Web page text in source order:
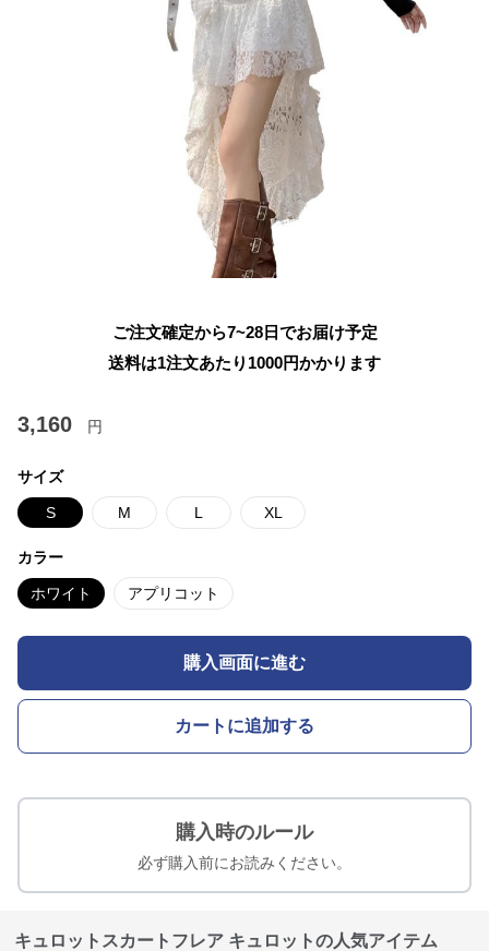
ご注文確定から7~28日でお届け予定
送料は1注文あたり 1000円かかります
3,160 円
サイズ
S M L XL
カラー
ホワイト アプリコット
購入画面に進む
カートに追加する
購入時のルール
必ず購入前にお読みください。
キュロットスカートフレア キュロットの人気アイテム